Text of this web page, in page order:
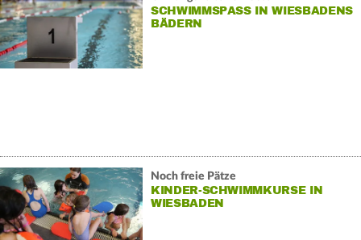
SCHWIMMSPASS IN WIESBADENS B
ÄDERN
Noch freie Pätze
KINDER-SCHWIMMKURSE IN
WIESBADEN